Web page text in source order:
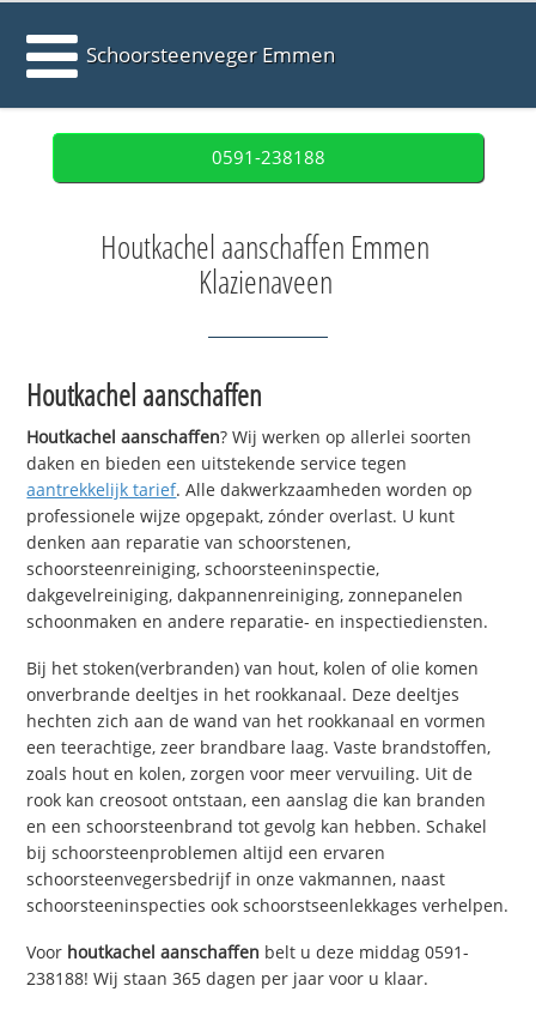
Schoorsteenveger Emmen
0591-238188
Houtkachel aanschaffen Emmen
Klazienaveen
Houtkachel aanschaffen
Houtkachel aanschaffen? Wij werken op allerlei soorten
daken en bieden een uitstekende service tegen
aantrekkelijk tarief. Alle dakwerkzaamheden worden op
professionele wijze opgepakt, zónder overlast. U kunt
denken aan reparatie van schoorstenen,
schoorsteenreiniging, schoorsteeninspectie,
dakgevelreiniging, dakpannenreiniging, zonnepanelen
schoonmaken en andere reparatie- en inspectiediensten.
Bij het stoken(verbranden) van hout, kolen of olie komen
onverbrande deeltjes in het rookkanaal. Deze deeltjes
hechten zich aan de wand van het rookkanaal en vormen
een teerachtige, zeer brandbare laag. Vaste brandstoffen,
zoals hout en kolen, zorgen voor meer vervuiling. Uit de
rook kan creosoot ontstaan, een aanslag die kan branden
en een schoorsteenbrand tot gevolg kan hebben. Schakel
bij schoorsteenproblemen altijd een ervaren
schoorsteenvegersbedrijf in onze vakmannen, naast
schoorsteeninspecties ook schoorstseenlekkages verhelpen.
Voor houtkachel aanschaffen belt u deze middag 0591-
238188! Wij staan 365 dagen per jaar voor u klaar.